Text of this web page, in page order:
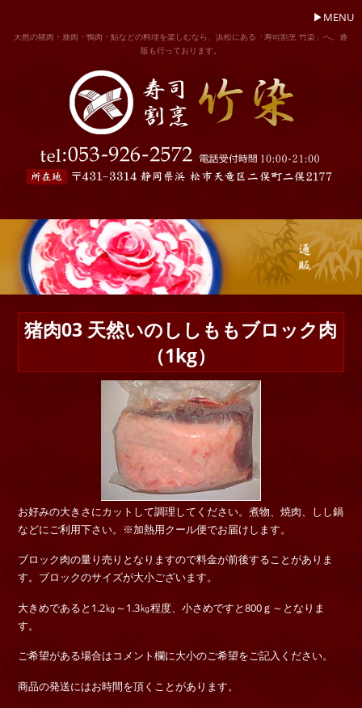
MENU
天然の猪肉・鹿肉・鴨肉・鮎などの料理を楽しむなら、浜松にある「寿司割烹 竹染」へ。通
販も行っております。
猪肉03 天然いのししももブロック肉
（1kg）
お好みの大きさにカットして調理してください。煮物、焼肉、しし鍋
などにご利用下さい。※加熱用クール便でお届けします。
ブロック肉の量り売りとなりますので料金が前後することがありま
す。ブロックのサイズが大小ございます。
大きめであると1.2㎏～1.3㎏程度、小さめですと800ｇ～となりま
す。
ご希望がある場合はコメント欄に大小のご希望をご記入ください。
商品の発送にはお時間を頂くことがあります。